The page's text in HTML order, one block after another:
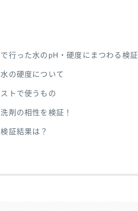
行った水のpH・硬度にまつわる検証
の硬度について
トで使うもの
剤の相性を検証！
証結果は？